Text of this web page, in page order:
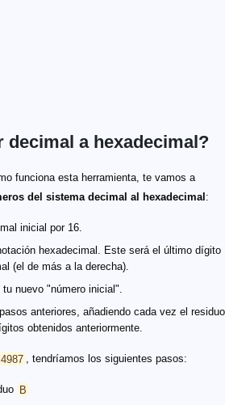
decimal a hexadecimal?
funciona esta herramienta, te vamos a
del sistema decimal al hexadecimal :
inicial por 16.
hexadecimal. Este será el último dígito
(el de más a la derecha).
tu nuevo "número inicial".
anteriores, añadiendo cada vez el residuo
obtenidos anteriormente.
4987 , tendríamos los siguientes pasos:
B